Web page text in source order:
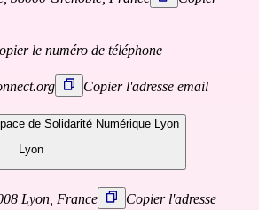
le numéro de téléphone
Copier l'adresse email
de Solidarité Numérique Lyon
Lyon
Lyon, France Copier l'adresse